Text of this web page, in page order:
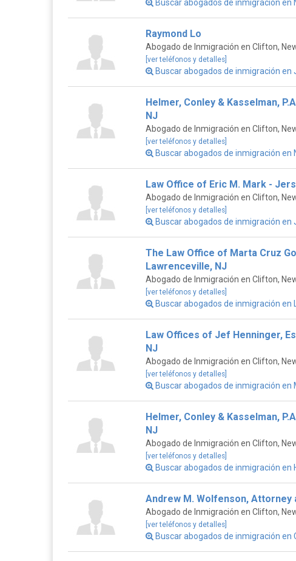
Buscar abogados de inmigración en
Raymond Lo
Abogado de Inmigración en Clifton,
[ver teléfonos y detalles]
Buscar abogados de inmigración en
Helmer, Conley & Kasselman,
NJ
Abogado de Inmigración en Clifton,
[ver teléfonos y detalles]
Buscar abogados de inmigración en
Law Office of Eric M. Mark -
Abogado de Inmigración en Clifton,
[ver teléfonos y detalles]
Buscar abogados de inmigración en
The Law Office of Marta Cruz
Lawrenceville, NJ
Abogado de Inmigración en Clifton,
[ver teléfonos y detalles]
Buscar abogados de inmigración en
Law Offices of Jef Henninger,
NJ
Abogado de Inmigración en Clifton,
[ver teléfonos y detalles]
Buscar abogados de inmigración en
Helmer, Conley & Kasselman,
NJ
Abogado de Inmigración en Clifton,
[ver teléfonos y detalles]
Buscar abogados de inmigración en
Andrew M. Wolfenson, Attorney
Abogado de Inmigración en Clifton,
[ver teléfonos y detalles]
Buscar abogados de inmigración en